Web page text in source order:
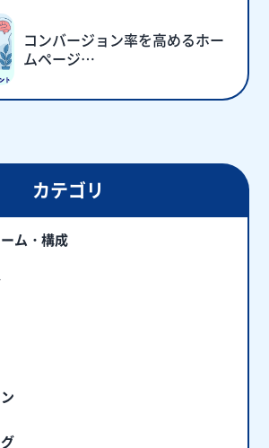
コンバージョン率を高めるホー
ムページ…
カテゴリ
ム・構成